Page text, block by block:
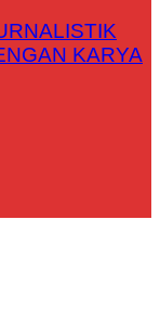
KARYA